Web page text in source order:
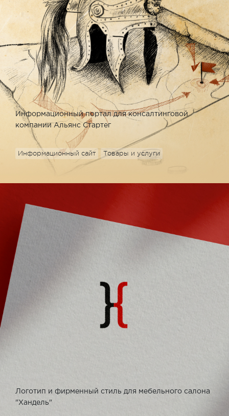
Информационный портал для консалтинговой
компании Альянс Стартег
Информационный сайт Товары и услуги
Логотип и фирменный стиль для мебельного салона
"Хандель"